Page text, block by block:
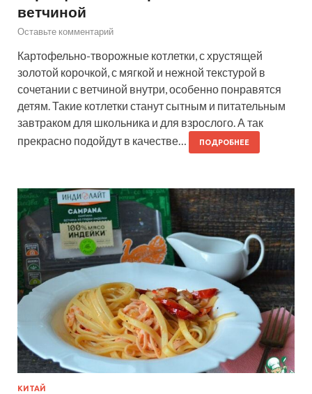
ветчиной
Оставьте комментарий
Картофельно-творожные котлетки, с хрустящей
золотой корочкой, с мягкой и нежной текстурой в
сочетании с ветчиной внутри, особенно понравятся
детям. Такие котлетки станут сытным и питательным
завтраком для школьника и для взрослого. А так
прекрасно подойдут в качестве…
ПОДРОБНЕЕ
КИТАЙ